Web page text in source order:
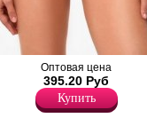
женские из
кружевного полотна с
средней линией
хлопковой ластовицей.
Оптовая цена
395.20 Руб
Купить